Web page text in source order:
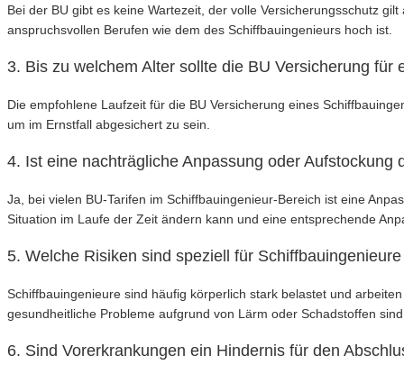
Bei der BU gibt es keine Wartezeit, der volle Versicherungsschutz
anspruchsvollen Berufen wie dem des Schiffbauingenieurs hoch ist.
3. Bis zu welchem Alter sollte die BU Versicherung
Die empfohlene Laufzeit für die BU Versicherung eines
um im Ernstfall abgesichert zu sein.
4. Ist eine nachträgliche Anpassung oder Aufstockung
Ja, bei vielen BU-Tarifen im Schiffbauingenieur-Bereich ist eine
Situation im Laufe der Zeit ändern kann und eine entsprechende
5. Welche Risiken sind speziell für
Schiffbauingenieure sind häufig körperlich stark belastet und
gesundheitliche Probleme aufgrund von Lärm oder Schadstoffen
6. Sind Vorerkrankungen ein Hindernis für den